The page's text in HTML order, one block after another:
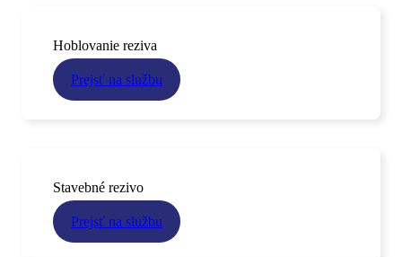
Hoblovanie reziva
Prejsť na službu
Stavebné rezivo
Prejsť na službu